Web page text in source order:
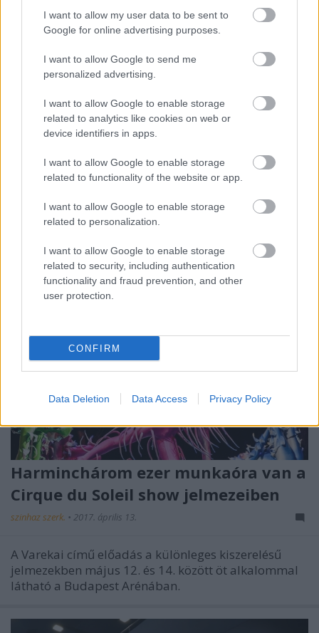
I want to allow my user data to be sent to
Google for online advertising purposes.
I want to allow Google to send me
personalized advertising.
I want to allow Google to enable storage
related to analytics like cookies on web or
device identifiers in apps.
I want to allow Google to enable storage
related to functionality of the website or app.
I want to allow Google to enable storage
related to personalization.
I want to allow Google to enable storage
related to security, including authentication
functionality and fraud prevention, and other
user protection.
CONFIRM
Data Deletion Data Access Privacy Policy
magam, az élet minden területén”
szinhaz szerk.• 2017. április 13.
A budapesti Katona színművésze többek között
mesél általa jobban és kevésbé szeretett
előadásokról az art&go-nak, illetve hogy miért van
már 22. éve a Katonában.
Harminchárom ezer munkaóra van a
Cirque du Soleil show jelmezeiben
szinhaz szerk. • 2017. április 13.
A Varekai című előadás a különleges kiszerelésű
jelmezekben május 12. és 14. között öt alkalommal
látható a Budapest Arénában.